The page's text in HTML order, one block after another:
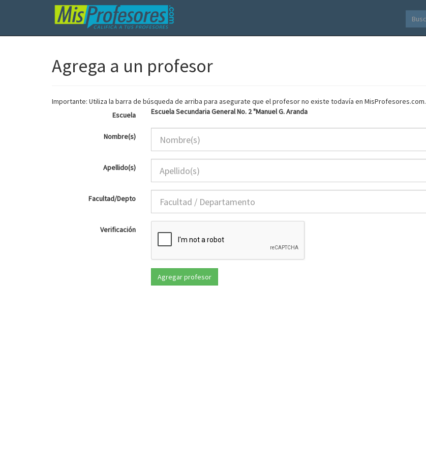
Agrega a un profesor
Importante: Utiliza la barra de búsqueda de arriba para asegurate que el profesor no existe todavía en MisProfesores.com.
Escuela
Escuela Secundaria General No. 2 "Manuel G. Aranda
Nombre(s)
Apellido(s)
Facultad/Depto
Verificación